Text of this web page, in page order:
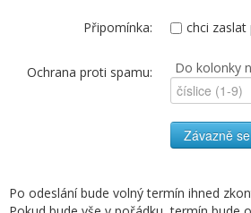
Připomínka: chci
Ochrana proti spamu: Do kolonky
Závazně
Po odeslání bude volný termín ihned